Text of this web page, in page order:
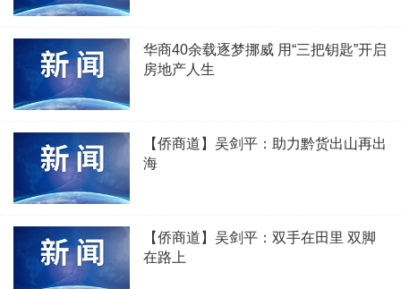
华商40余载逐梦挪威 用“三把钥匙”开启
房地产人生
【侨商道】吴剑平：助力黔货出山再出
海
【侨商道】吴剑平：双手在田里 双脚
在路上